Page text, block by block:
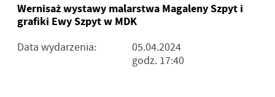
Wernisaż wystawy malarstwa Magaleny Szpyt i
grafiki Ewy Szpyt w MDK
Data wydarzenia:
05.04.2024
godz. 17:40